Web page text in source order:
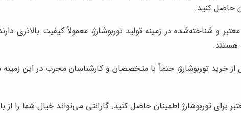
حاصل کنید.
هستند.
از خرید توربوشارژ، حتماً با متخصصان و کارشناسان مجرب در این
برای توربوشارژ اطمینان حاصل کنید. گارانتی می‌تواند خیال شما را